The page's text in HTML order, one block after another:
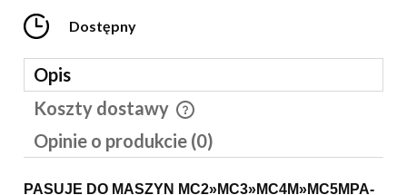
Dostępny
Opis
Koszty dostawy
Cena nie zawiera ewentualnych kosztów płatności
Opinie o produkcie (0)
PASUJE DO MASZYN MC2»MC3»MC4M»MC5MPA-